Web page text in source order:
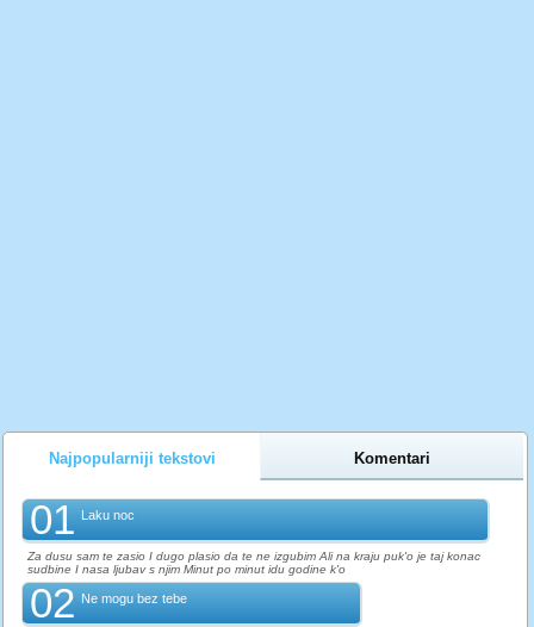
Najpopularniji tekstovi Komentari
01 Laku noc
Za dusu sam te zasio I dugo plasio da te ne izgubim Ali na kraju puk'o je taj konac
sudbine I nasa ljubav s njim Minut po minut idu godine k'o
02 Ne mogu bez tebe